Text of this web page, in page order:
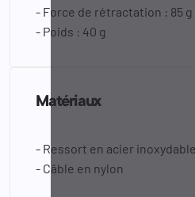
- Force de rétractation : 85 g
- Poids : 40 g
Matériaux
- Ressort en acier inoxydable
- Câble en nylon